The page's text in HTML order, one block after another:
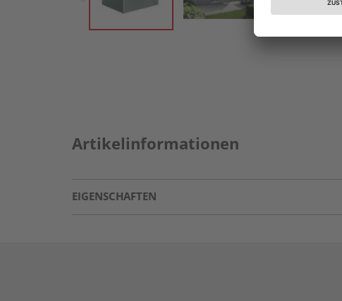
Artikelinformationen
EIGENSCHAFTEN